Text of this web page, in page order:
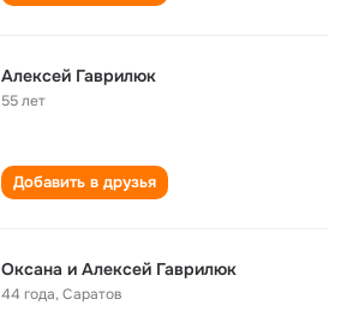
Алексей Гаврилюк
55 лет
Добавить в друзья
Оксана и Алексей Гаврилюк
44 года,Саратов